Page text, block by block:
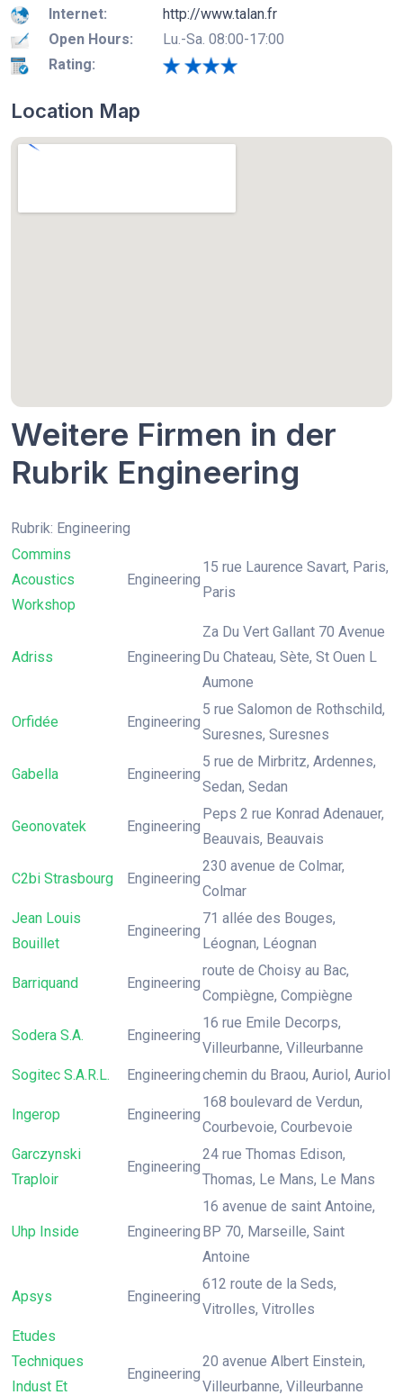
Internet:
http://www.talan.fr
Open Hours:
Lu.-Sa. 08:00-17:00
Rating:
Location Map
Weitere Firmen in der
Rubrik Engineering
Rubrik: Engineering
Commins
Acoustics
Workshop
Engineering
15 rue Laurence Savart, Paris,
Paris
Adriss Engineering
Za Du Vert Gallant 70 Avenue
Du Chateau, Sète, St Ouen L
Aumone
Orfidée Engineering
5 rue Salomon de Rothschild,
Suresnes, Suresnes
Gabella Engineering
5 rue de Mirbritz, Ardennes,
Sedan, Sedan
Geonovatek Engineering
Peps 2 rue Konrad Adenauer,
Beauvais, Beauvais
C2bi Strasbourg Engineering
230 avenue de Colmar,
Colmar
Jean Louis
Bouillet
Engineering
71 allée des Bouges,
Léognan, Léognan
Barriquand Engineering
route de Choisy au Bac,
Compiègne, Compiègne
Sodera S.A. Engineering
16 rue Emile Decorps,
Villeurbanne, Villeurbanne
Sogitec S.A.R.L.
Engineeringchemin du Braou, Auriol, Auriol
Ingerop Engineering
168 boulevard de Verdun,
Courbevoie, Courbevoie
Garczynski
Traploir
Engineering
24 rue Thomas Edison,
Thomas, Le Mans, Le Mans
Uhp Inside Engineering
16 avenue de saint Antoine,
BP 70, Marseille, Saint
Antoine
Apsys Engineering
612 route de la Seds,
Vitrolles, Vitrolles
Etudes
Techniques
Indust Et
Engineering
20 avenue Albert Einstein,
Villeurbanne, Villeurbanne